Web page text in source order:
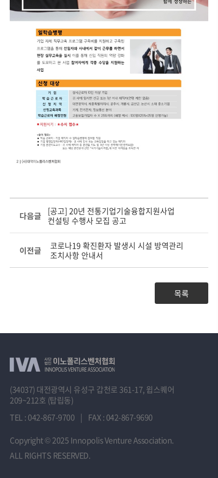
다음글
[공고] 20년 전통기업기술융합지원사업
컨설팅 수행사 모집 공고
이전글
코로나19 확진환자 발생시 시설 방역관리
조치사항 안내서
목록
(34037) 대전광역시 유성구 갑천로 361-17, 윕스퀘어
209~212호 (탑립동)
TEL : 042-867-9700 | FAX : 042-867-9690
Copyright© 2025 Innopolis Venture Association.
ALL RIGHTS RESERVED.